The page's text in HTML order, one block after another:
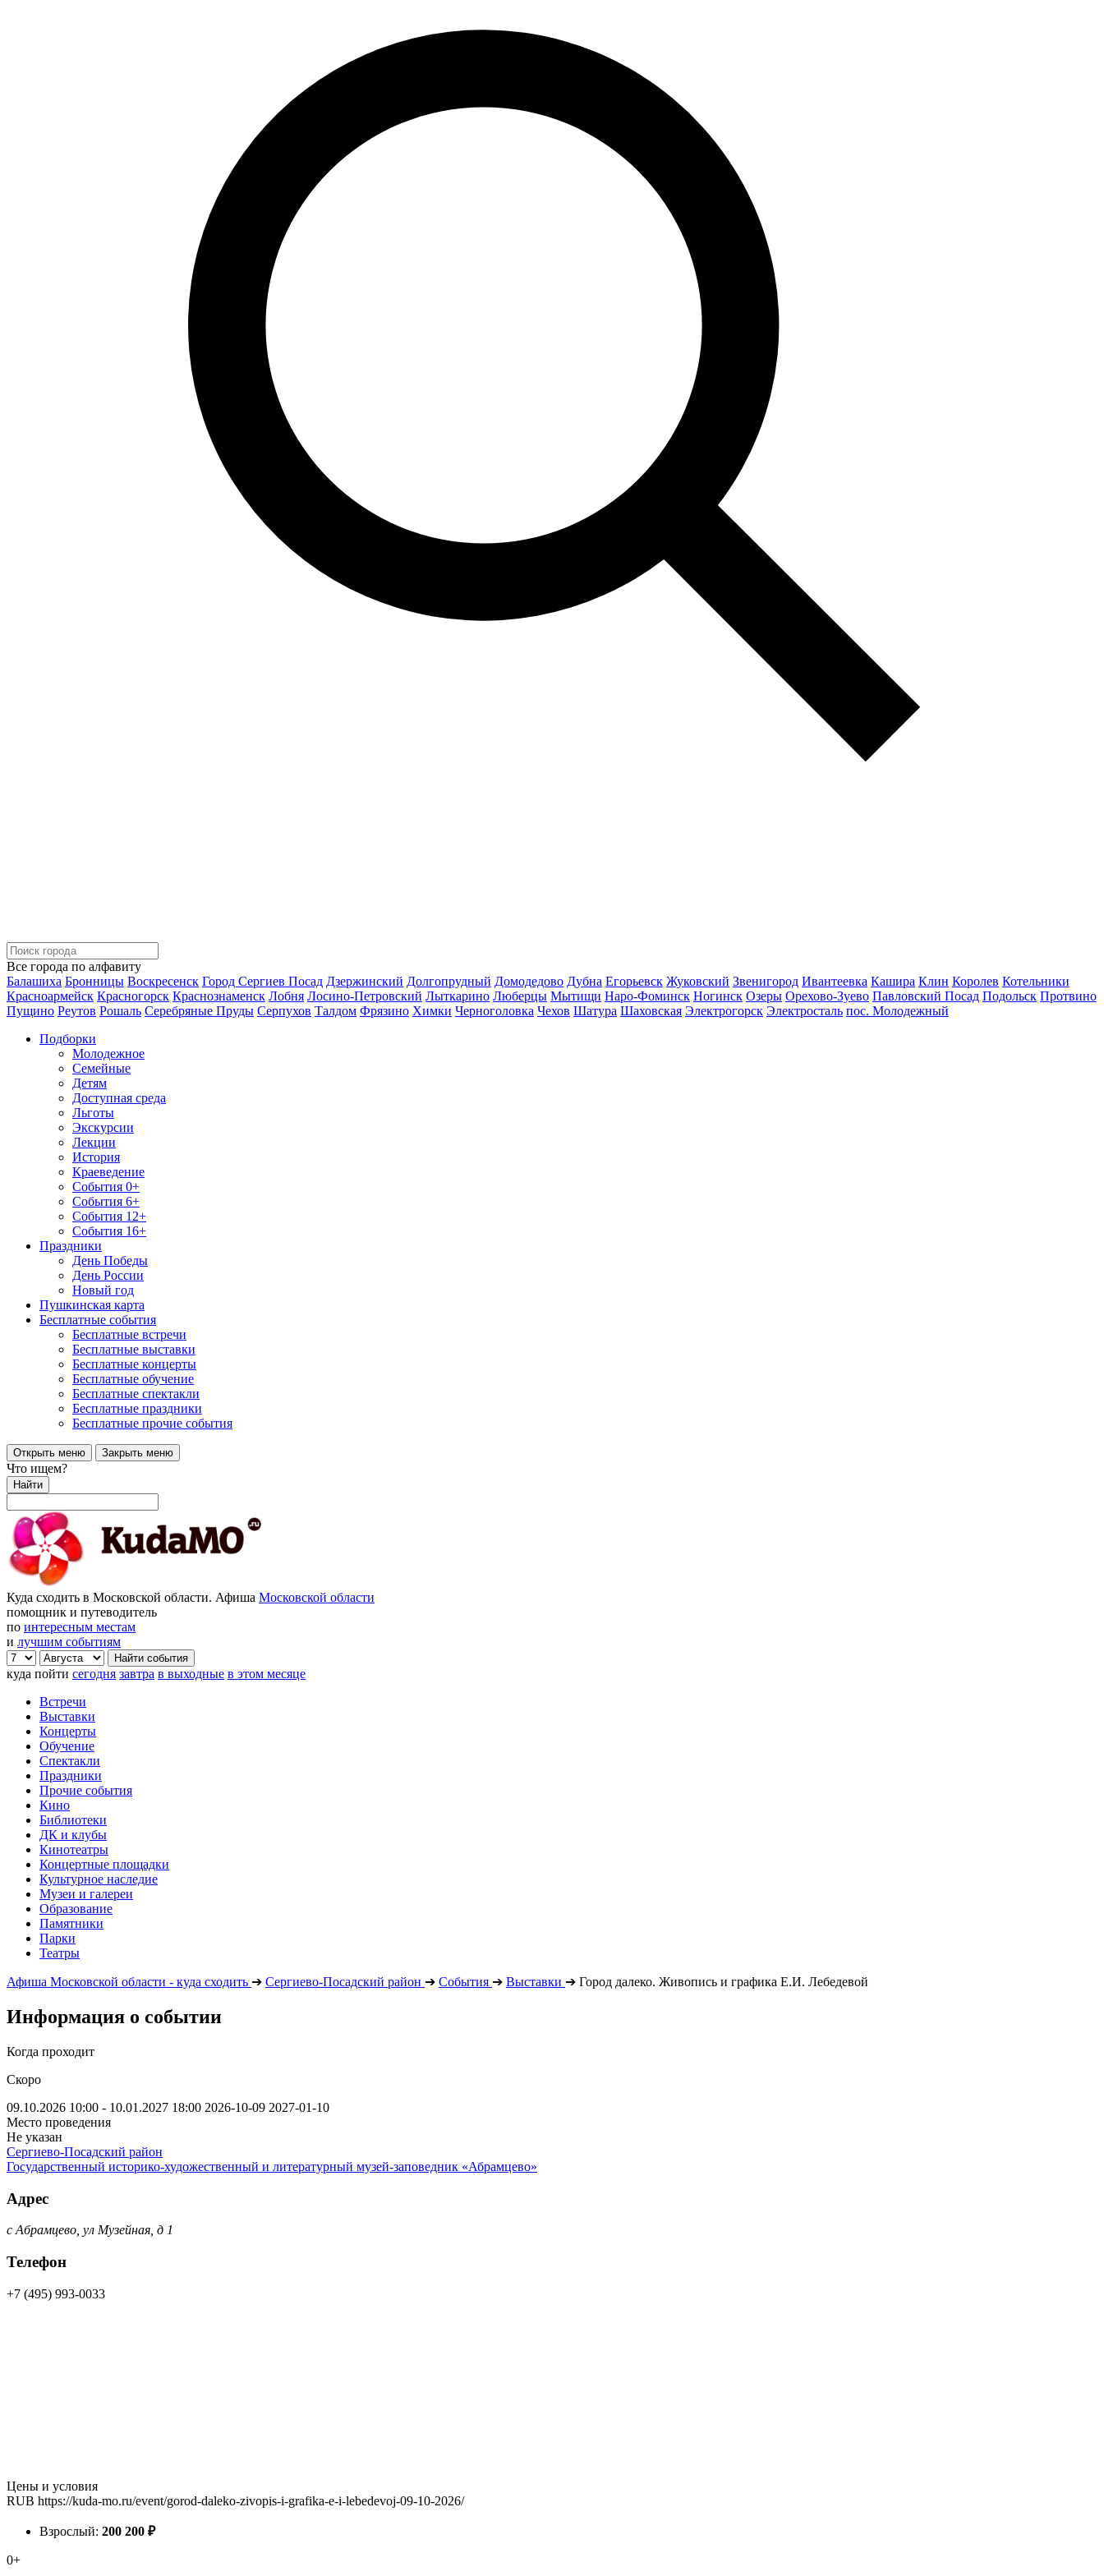
Все города по алфавиту
Балашиха Бронницы Воскресенск Город Сергиев Посад Дзержинский Долгопрудный Домодедово Дубна Егорьевск Жуковский Звенигород Ивантеевка Кашира Клин Королев Котельники
Красноармейск Красногорск Краснознаменск Лобня Лосино-Петровский Лыткарино Люберцы Мытищи Наро-Фоминск Ногинск Озеры Орехово-Зуево Павловский Посад Подольск Протвино
Пущино Реутов Рошаль Серебряные Пруды Серпухов Талдом Фрязино Химки Черноголовка Чехов Шатура Шаховская Электрогорск Электросталь пос. Молодежный
Подборки
Молодежное
Семейные
Детям
Доступная среда
Льготы
Экскурсии
Лекции
История
Краеведение
События 0+
События 6+
События 12+
События 16+
Праздники
День Победы
День России
Новый год
Пушкинская карта
Бесплатные события
Бесплатные встречи
Бесплатные выставки
Бесплатные концерты
Бесплатные обучение
Бесплатные спектакли
Бесплатные праздники
Бесплатные прочие события
Открыть меню Закрыть меню
Что ищем?
Найти
Куда сходить в Московской области. Афиша Московской области
помощник и путеводитель
по интересным местам
и лучшим событиям
куда пойти сегодня завтра в выходные в этом месяце
Встречи
Выставки
Концерты
Обучение
Спектакли
Праздники
Прочие события
Кино
Библиотеки
ДК и клубы
Кинотеатры
Концертные площадки
Культурное наследие
Музеи и галереи
Образование
Памятники
Парки
Театры
Афиша Московской области - куда сходить ➔ Сергиево-Посадский район ➔ События ➔ Выставки ➔ Город далеко. Живопись и графика Е.И. Лебедевой
Информация о событии
Когда проходит
Скоро
09.10.2026 10:00 - 10.01.2027 18:00 2026-10-09 2027-01-10
Место проведения
Не указан
Сергиево-Посадский район
Государственный историко-художественный и литературный музей-заповедник «Абрамцево»
Адрес
с Абрамцево, ул Музейная, д 1
Телефон
+7 (495) 993-0033
Цены и условия
RUB https://kuda-mo.ru/event/gorod-daleko-zivopis-i-grafika-e-i-lebedevoj-09-10-2026/
Взрослый: 200 200 ₽
0+